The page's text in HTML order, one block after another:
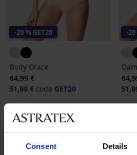
Consent Details
-20 % GET20
Body Grace
64,99 €
51,99 € code GET20
-20